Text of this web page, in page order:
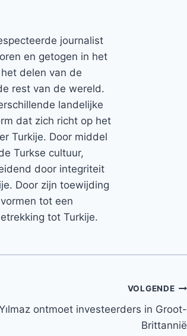
journalist
en getogen in het
delen van de
rest van de wereld.
landelijke
dat zich richt op het
Turkije. Door middel
Turkse cultuur,
door integriteit
Door zijn toewijding
tot een
tot Turkije.
VOLGENDE
ontmoet investeerders in Groot-
Brittannië